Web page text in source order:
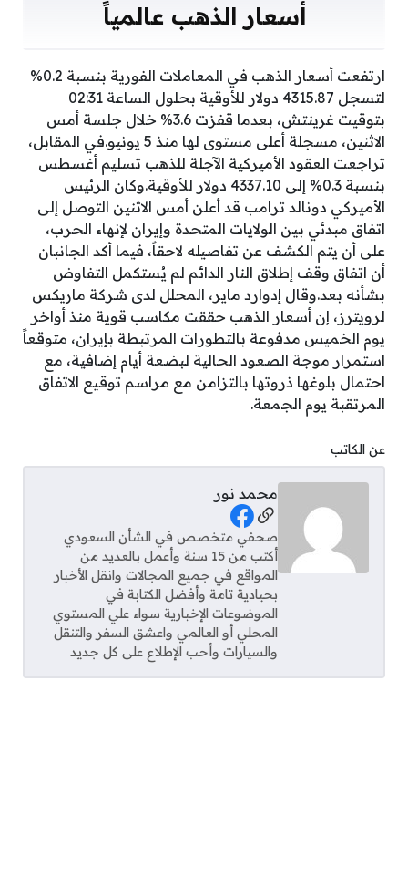
أسعار الذهب عالمياً
ارتفعت أسعار الذهب في المعاملات الفورية بنسبة 0.2%
لتسجل 4315.87 دولار للأوقية بحلول الساعة 02:31
بتوقيت غرينتش، بعدما قفزت 3.6% خلال جلسة أمس
الاثنين، مسجلة أعلى مستوى لها منذ 5 يونيو.في المقابل،
تراجعت العقود الأميركية الآجلة للذهب تسليم أغسطس
بنسبة 0.3% إلى 4337.10 دولار للأوقية.وكان الرئيس
الأميركي دونالد ترامب قد أعلن أمس الاثنين التوصل إلى
اتفاق مبدئي بين الولايات المتحدة وإيران لإنهاء الحرب،
على أن يتم الكشف عن تفاصيله لاحقاً، فيما أكد الجانبان
أن اتفاق وقف إطلاق النار الدائم لم يُستكمل التفاوض
بشأنه بعد.وقال إدوارد ماير، المحلل لدى شركة ماريكس
لرويترز، إن أسعار الذهب حققت مكاسب قوية منذ أواخر
يوم الخميس مدفوعة بالتطورات المرتبطة بإيران، متوقعاً
استمرار موجة الصعود الحالية لبضعة أيام إضافية، مع
احتمال بلوغها ذروتها بالتزامن مع مراسم توقيع الاتفاق
المرتقبة يوم الجمعة.
عن الكاتب
محمد نور
Social Links
صحفي متخصص في الشأن السعودي
أكتب من 15 سنة وأعمل بالعديد من
المواقع في جميع المجالات وانقل الأخبار
بحيادية تامة وأفضل الكتابة في
الموضوعات الإخبارية سواء علي المستوي
المحلي أو العالمي واعشق السفر والتنقل
والسيارات وأحب الإطلاع على كل جديد